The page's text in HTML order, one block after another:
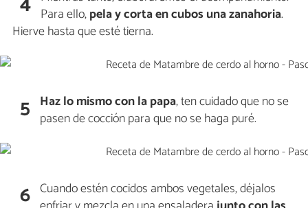
Para ello,pela y corta en cubos unazanahoria.
Hierve hasta que esté tierna.
5 Haz lo mismo con lapapa, ten cuidado que no se
pasen de cocción para que no se haga puré.
6 Cuando estén cocidos ambos vegetales, déjalos